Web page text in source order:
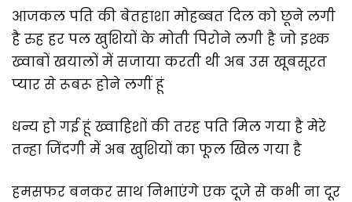
आजकल पति की बेतहाशा मोहब्बत दिल को छूने लगी
है रुह हर पल खुशियों के मोती पिरोने लगी है जो इश्क
ख्वाबों खयालों में सजाया करती थी अब उस खूबसूरत
प्यार से रूबरू होने लगीं हूं
धन्य हो गई हूं ख्वाहिशों की तरह पति मिल गया है मेरे
तन्हा जिंदगी में अब खुशियों का फूल खिल गया है
हमसफर बनकर साथ निभाएंगे एक दूजे से कभी ना दूर